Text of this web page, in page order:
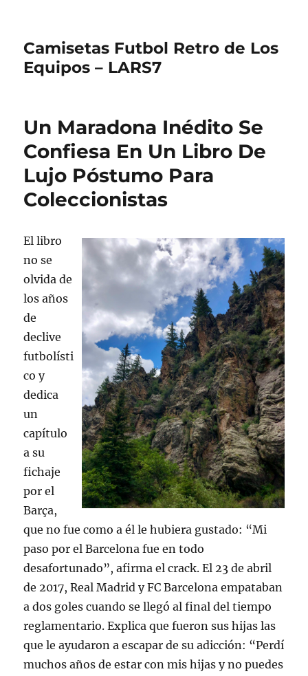
Camisetas Futbol Retro de Los
Equipos – LARS7
Un Maradona Inédito Se
Confiesa En Un Libro De
Lujo Póstumo Para
Coleccionistas
El libro
no se
olvida de
los años
de
declive
futbolísti
co y
dedica
un
capítulo
a su
fichaje
por el
Barça,
que no fue como a él le hubiera gustado: “Mi
paso por el Barcelona fue en todo
desafortunado”, afirma el crack. El 23 de abril
de 2017, Real Madrid y FC Barcelona empataban
a dos goles cuando se llegó al final del tiempo
reglamentario. Explica que fueron sus hijas las
que le ayudaron a escapar de su adicción: “Perdí
muchos años de estar con mis hijas y no puedes